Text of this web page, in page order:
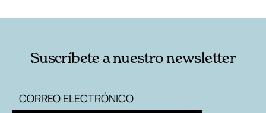
Suscríbete a nuestro newsletter